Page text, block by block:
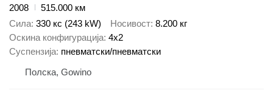
2008
515.000 км
Сила 330 кс (243 kW) Носивост 8.200 кг
Оскина конфигурација 4x2
Суспензија пневматски/пневматски
Полска, Gowino